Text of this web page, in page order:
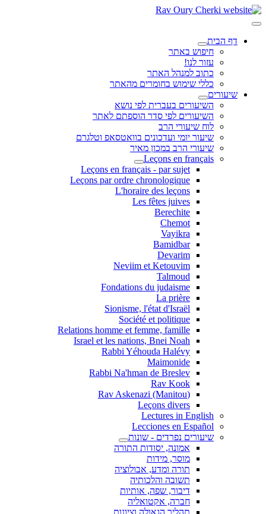
דף הבית
חיפוש באתר
עזור לנו!
כתוב למנהל האתר
כללי שימוש בחומרים מהאתר
שיעורים
השיעורים בעברית לפי נושא
השיעורים לפי סדר הוספתם לאתר
לוח שיעורי הרב
שיעור יומי ועדכונים בוואטסאפ וטלגרם
שיעורי הרב במכון מאיר
Leçons en français
Leçons en français - par sujet
Leçons par ordre chronologique
L'horaire des leçons
Les fêtes juives
Berechite
Chemot
Vayikra
Bamidbar
Devarim
Neviim et Ketouvim
Talmoud
Fondations du judaisme
La prière
Sionisme, l'état d'Israël
Société et politique
Relations homme et femme, famille
Israel et les nations, Bnei Noah
Rabbi Yéhouda Halévy
Maimonide
Rabbi Na'hman de Breslev
Rav Kook
(Rav Askenazi (Manitou
Leçons divers
Lectures in English
Lecciones en Español
שיעורים נפרדים - שונות
אמונה, יסודות התורה
מוסר, מידות
תורה ומדע, אבולוציה
תשובה והלכותיה
דיבור, שפה, אותיות
חברה, אקטואליה
תהליך הגאולה וציונות